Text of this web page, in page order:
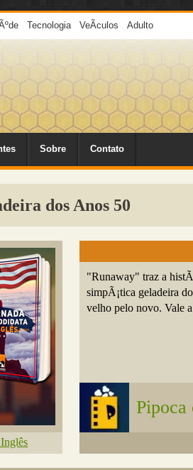
Tecnologia VeÃ­culos Adulto
Sobre Contato
dos Anos 50
"Runaway" traz a
simpÃ¡tica geladeira
velho pelo novo. Vale
Pipoca